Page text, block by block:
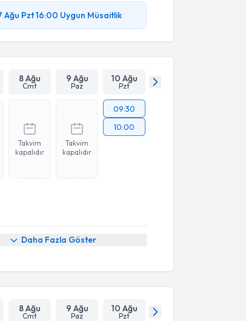
Ağu Pzt16:00 Uygun Müsaitlik
8 Ağu
Cmt
9 Ağu
Paz
10 Ağu
Pzt
Takvim
kapalıdır
Takvim
kapalıdır
09:30
10:00
Daha Fazla Göster
8 Ağu
Cmt
9 Ağu
Paz
10 Ağu
Pzt